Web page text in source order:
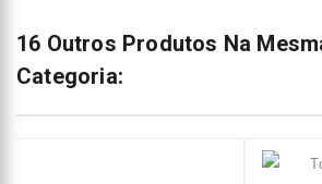
16 Outros Produtos Na
Categoria: